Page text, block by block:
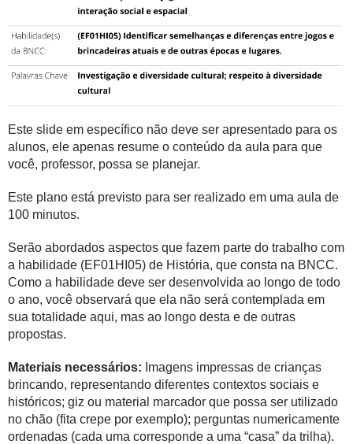
Este slide em específico não deve ser apresentado para os
alunos, ele apenas resume o conteúdo da aula para que
você, professor, possa se planejar.
Este plano está previsto para ser realizado em uma aula de
100 minutos.
Serão abordados aspectos que fazem parte do trabalho com
a habilidade (EF01HI05) de História, que consta na BNCC.
Como a habilidade deve ser desenvolvida ao longo de todo
o ano, você observará que ela não será contemplada em
sua totalidade aqui, mas ao longo desta e de outras
propostas.
Materiais necessários: Imagens impressas de crianças
brincando, representando diferentes contextos sociais e
históricos; giz ou material marcador que possa ser utilizado
no chão (fita crepe por exemplo); perguntas numericamente
ordenadas (cada uma corresponde a uma “casa” da trilha).